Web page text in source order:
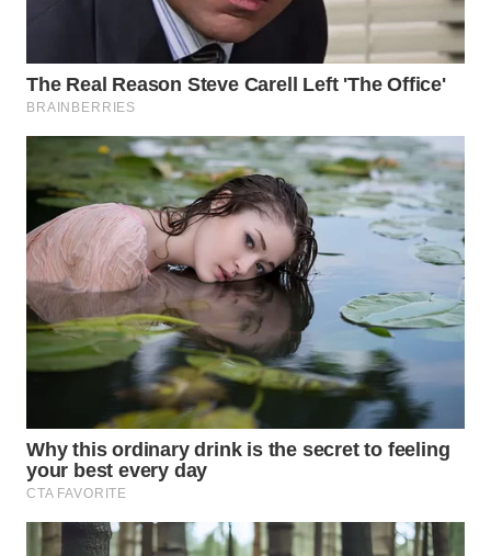
WN
LANGKAT
WN
TAPANULI
SELATAN
WN
TANJUNG
LESUNG
WN
WN
SIMALUNGUN
WN